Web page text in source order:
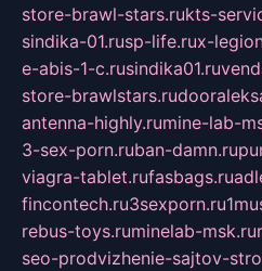
store-brawl-stars.rukts-
sindika-01.rusp-life.rux-
e-abis-1-c.rusindika01.ru
store-brawlstars.ru
antenna-highly.rumine-lab-
3-sex-porn.ruban-damn.ru
viagra-tablet.rufasbags.ru
fincontech.ru3sexporn.ru
rebus-toys.ruminelab-msk.ru
seo-prodvizhenie-sajtov-